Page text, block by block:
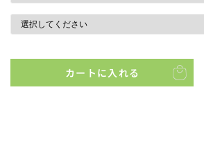
カートに入れる